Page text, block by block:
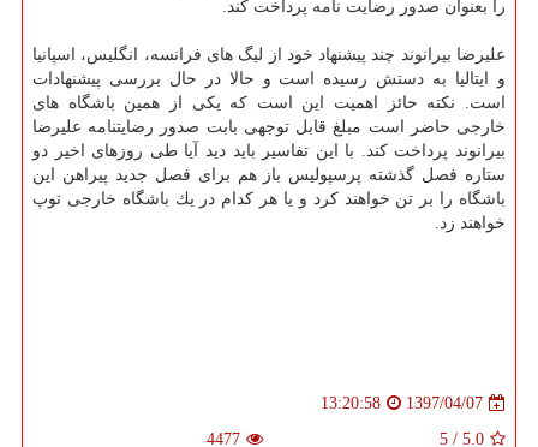
را بعنوان صدور رضایت نامه پرداخت كند.
علیرضا بیرانوند چند پیشنهاد خود از لیگ های فرانسه، انگلیس، اسپانیا
و ایتالیا به دستش رسیده است و حالا در حال بررسی پیشنهادات
است. نكته حائز اهمیت این است كه یكی از همین باشگاه های
خارجی حاضر است مبلغ قابل توجهی بابت صدور رضایتنامه علیرضا
بیرانوند پرداخت كند. با این تفاسیر باید دید آیا طی روزهای اخیر دو
ستاره فصل گذشته پرسپولیس باز هم برای فصل جدید پیراهن این
باشگاه را بر تن خواهند كرد و یا هر كدام در یك باشگاه خارجی توپ
خواهند زد.
1397/04/07
13:20:58
5.0
/
5
4477